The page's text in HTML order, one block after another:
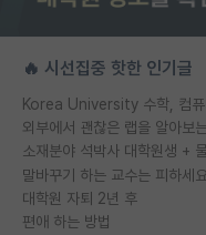
🔥 시선집중 핫한 인기글
외부에서 괜찮은 랩을 알아보
소재분야 석박사 대학원생 +
말바꾸기 하는 교수는 피하세요
대학원 자퇴 2년 후
편애 하는 방법